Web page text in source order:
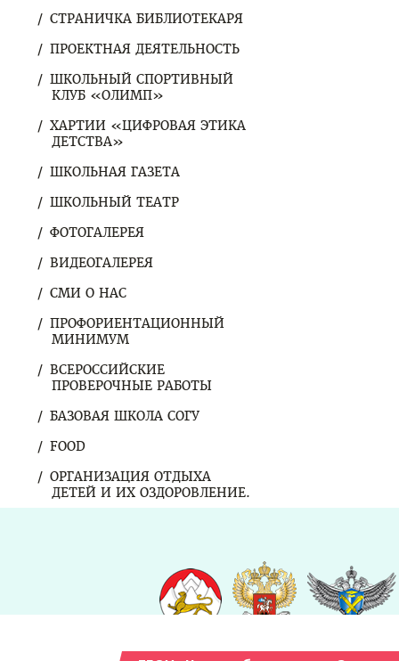
СТРАНИЧКА БИБЛИОТЕКАРЯ
ПРОЕКТНАЯ ДЕЯТЕЛЬНОСТЬ
ШКОЛЬНЫЙ СПОРТИВНЫЙ
КЛУБ «ОЛИМП»
ХАРТИИ «ЦИФРОВАЯ ЭТИКА
ДЕТСТВА»
ШКОЛЬНАЯ ГАЗЕТА
ШКОЛЬНЫЙ ТЕАТР
ФОТОГАЛЕРЕЯ
ВИДЕОГАЛЕРЕЯ
СМИ О НАС
ПРОФОРИЕНТАЦИОННЫЙ
МИНИМУМ
ВСЕРОССИЙСКИЕ
ПРОВЕРОЧНЫЕ РАБОТЫ
БАЗОВАЯ ШКОЛА СОГУ
FOOD
ОРГАНИЗАЦИЯ ОТДЫХА
ДЕТЕЙ И ИХ ОЗДОРОВЛЕНИЕ.